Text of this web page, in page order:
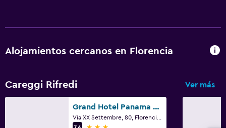
Alojamientos cercanos en Florencia
Careggi Rifredi Ver más
Grand Hotel Panama Firenze